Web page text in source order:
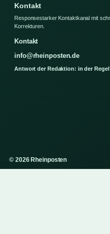
Kontakt
Responsestarker Kontaktkanal mit
Korrekturen.
Kontakt
info@rheinposten.de
Antwort der Redaktion: in der
© 2026 Rheinposten